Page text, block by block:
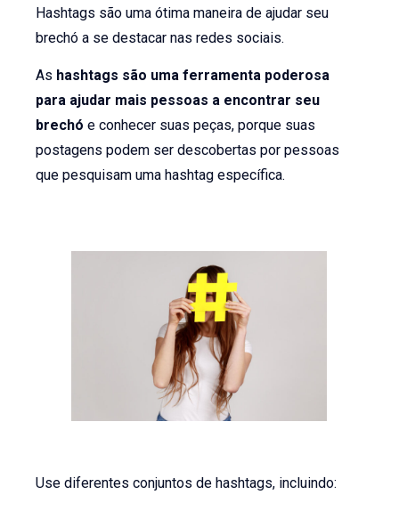
Hashtags são uma ótima maneira de ajudar seu
brechó a se destacar nas redes sociais.
As hashtags são uma ferramenta poderosa
para ajudar mais pessoas a encontrar seu
brechó e conhecer suas peças, porque suas
postagens podem ser descobertas por pessoas
que pesquisam uma hashtag específica.
Use diferentes conjuntos de hashtags, incluindo: